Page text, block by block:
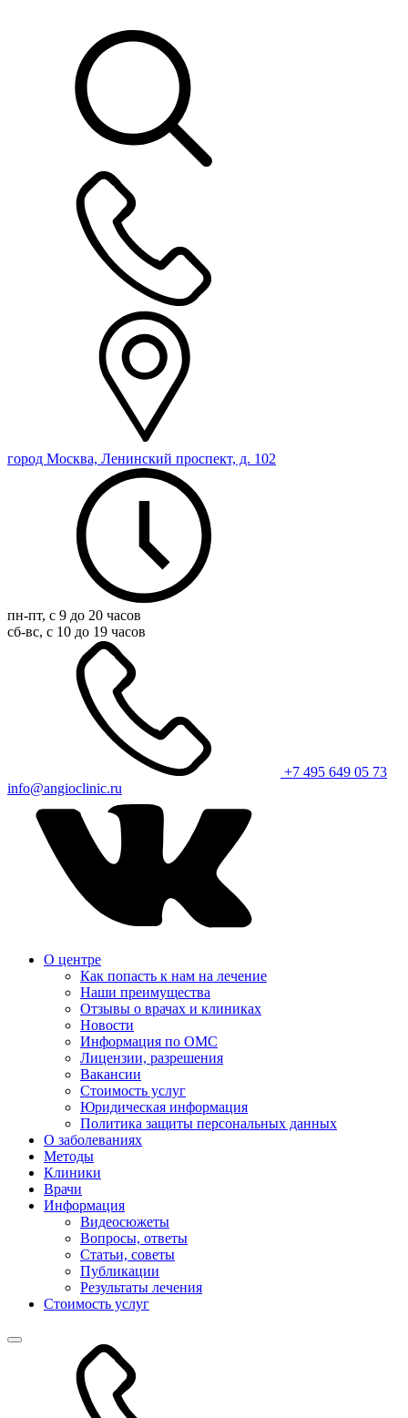
город Москва, Ленинский проспект, д. 102
пн-пт, с 9 до 20 часов
сб-вс, с 10 до 19 часов
+7 495 649 05 73
info@angioclinic.ru
О центре
Как попасть к нам на лечение
Наши преимущества
Отзывы о врачах и клиниках
Новости
Информация по ОМС
Лицензии, разрешения
Вакансии
Стоимость услуг
Юридическая информация
Политика защиты персональных данных
О заболеваниях
Методы
Клиники
Врачи
Информация
Видеосюжеты
Вопросы, ответы
Статьи, советы
Публикации
Результаты лечения
Стоимость услуг